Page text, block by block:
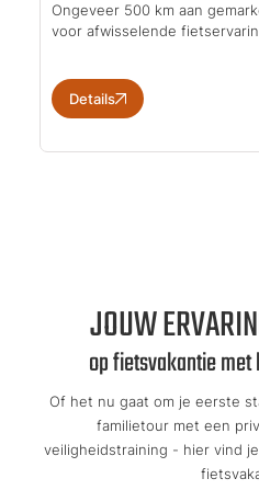
Ongeveer 500 km aan
voor afwisselende
Details
JOUW
op fietsvakantie
Of het nu gaat om je eerste
familietour met een
veiligheidstraining - hier vind